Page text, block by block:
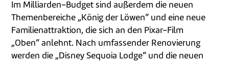
Im Milliarden-Budget sind außerdem die neuen
Themenbereiche „König der Löwen“ und eine neue
Familienattraktion, die sich an den Pixar-Film
„Oben“ anlehnt. Nach umfassender Renovierung
werden die „Disney Sequoia Lodge“ und die neuen